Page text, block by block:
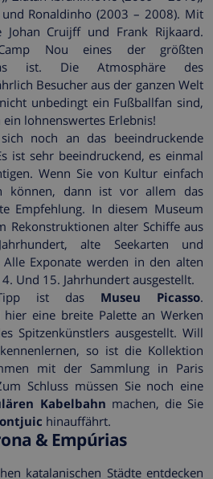
Ronaldinho (2003 – 2008). Mit
Johan Cruijff und Frank Rijkaard.
Nou eines der größten
ist. Die Atmosphäre des
Besucher aus der ganzen Welt
unbedingt ein Fußballfan sind,
lohnenswertes Erlebnis!
noch an das beeindruckende
ist sehr beeindruckend, es einmal
Wenn Sie von Kultur einfach
können, dann ist vor allem das
Empfehlung. In diesem Museum
Rekonstruktionen alter Schiffe aus
alte Seekarten und
Exponate werden in den alten
Und 15. Jahrhundert ausgestellt.
Tipp ist das Museu Picasso.
eine breite Palette an Werken
Spitzenkünstlers ausgestellt. Will
so ist die Kollektion
mit der Sammlung in Paris
Schluss müssen Sie noch eine
Kabelbahn machen, die Sie
hinauffährt.
& Empúrias
katalanischen Städte entdecken